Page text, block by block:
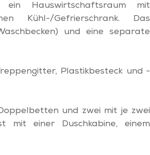
Hauswirtschaftsraum mit
Kühl-/Gefrierschrank. Das
und eine separate
Plastikbesteck und -
und zwei mit je zwei
mit einer Duschkabine, einem